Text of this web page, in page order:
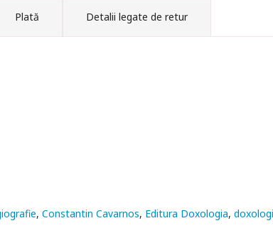
Plată Detalii legate de retur
Constantin Cavarnos Editura Doxologia